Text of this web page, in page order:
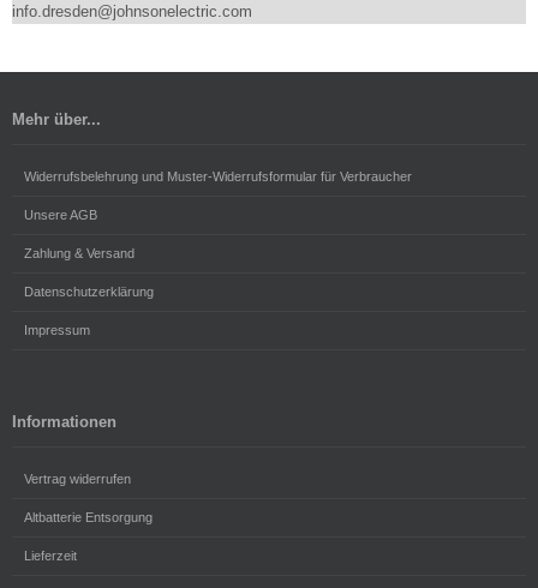
info.dresden@johnsonelectric.com
Mehr über...
Widerrufsbelehrung und Muster-Widerrufsformular für Verbraucher
Unsere AGB
Zahlung & Versand
Datenschutzerklärung
Impressum
Informationen
Vertrag widerrufen
Altbatterie Entsorgung
Lieferzeit